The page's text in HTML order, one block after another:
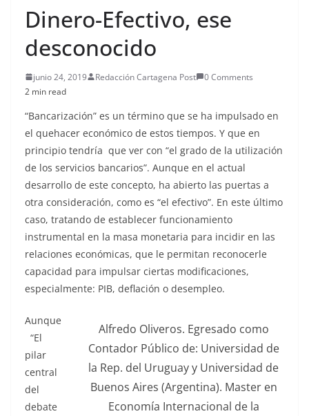
Dinero-Efectivo, ese
desconocido
junio 24, 2019 Redacción Cartagena Post
0 Comments
2 min read
“Bancarización” es un término que se ha impulsado en
el quehacer económico de estos tiempos. Y que en
principio tendría que ver con “el grado de la utilización
de los servicios bancarios”. Aunque en el actual
desarrollo de este concepto, ha abierto las puertas a
otra consideración, como es “el efectivo”. En este último
caso, tratando de establecer funcionamiento
instrumental en la masa monetaria para incidir en las
relaciones económicas, que le permitan reconocerle
capacidad para impulsar ciertas modificaciones,
especialmente: PIB, deflación o desempleo.
Alfredo Oliveros. Egresado como
Contador Público de: Universidad de
la Rep. del Uruguay y Universidad de
Buenos Aires (Argentina). Master en
Economía Internacional de la
Aunque
“El
pilar
central
del
debate